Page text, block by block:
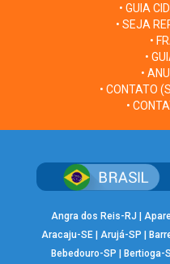
• GUIA
• SEJA
•
•
•
• CONTATO
•
Angra dos Reis-RJ
Aracaju-SE |Arujá-SP
Bebedouro-SP
Bertioga-